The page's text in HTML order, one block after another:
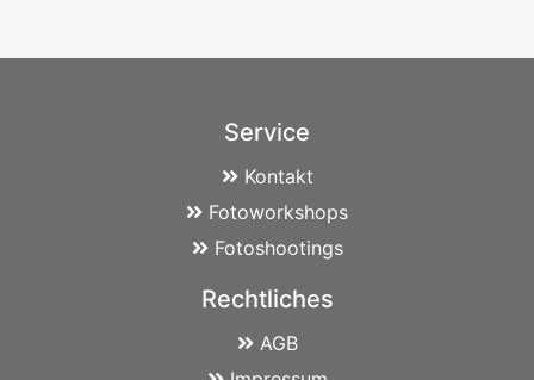
Service
Kontakt
Fotoworkshops
Fotoshootings
Rechtliches
AGB